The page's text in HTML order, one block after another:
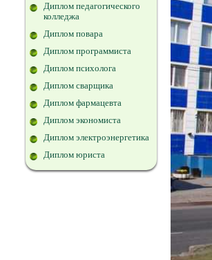
Диплом педагогического
колледжа
Диплом повара
Диплом программиста
Диплом психолога
Диплом сварщика
Диплом фармацевта
Диплом экономиста
Диплом электроэнергетика
Диплом юриста